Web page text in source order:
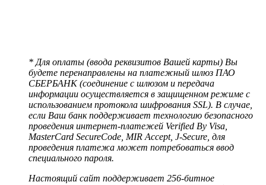
* Для оплаты (ввода реквизитов Вашей карты) Вы
будете перенаправлены на платежный шлюз ПАО
СБЕРБАНК (соединение с шлюзом и передача
информации осуществляется в защищенном режиме с
использованием протокола шифрования SSL). В случае,
если Ваш банк поддерживает технологию безопасного
проведения интернет-платежей Verified By Visa,
MasterCard SecureCode, MIR Accept, J-Secure, для
проведения платежа может потребоваться ввод
специального пароля.
Настоящий сайт поддерживает 256-битное